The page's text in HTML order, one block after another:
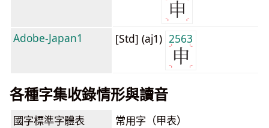
Adobe-Japan1 [Std] (aj1) 2563
各種字集收錄情形與讀音
國字標準字體表 常用字（甲表）